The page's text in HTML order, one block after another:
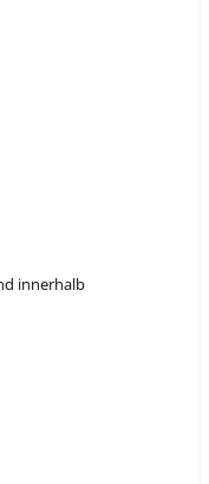
innerhalb